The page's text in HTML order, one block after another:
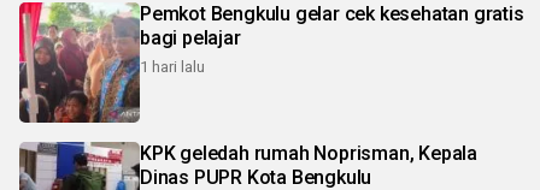
Pemkot Bengkulu gelar cek kesehatan gratis
bagi pelajar
1 hari lalu
KPK geledah rumah Noprisman, Kepala
Dinas PUPR Kota Bengkulu